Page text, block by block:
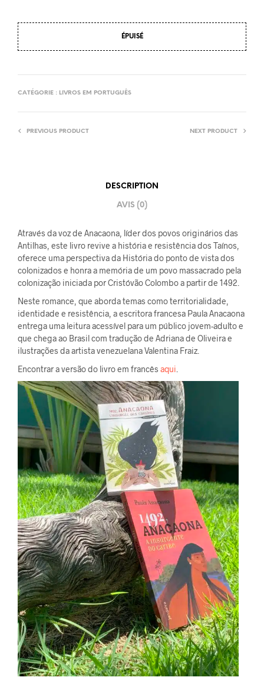
ÉPUISÉ
CATÉGORIE : LIVROS EM PORTUGUÊS
PREVIOUS PRODUCT NEXT PRODUCT
DESCRIPTION
AVIS (0)
Através da voz de Anacaona, líder dos povos originários das
Antilhas, este livro revive a história e resistência dos Taínos,
oferece uma perspectiva da História do ponto de vista dos
colonizados e honra a memória de um povo massacrado pela
colonização iniciada por Cristóvão Colombo a partir de 1492.
Neste romance, que aborda temas como territorialidade,
identidade e resistência, a escritora francesa Paula Anacaona
entrega uma leitura acessível para um público jovem-adulto e
que chega ao Brasil com tradução de Adriana de Oliveira e
ilustrações da artista venezuelana Valentina Fraiz.
Encontrar a versão do livro em francês aqui